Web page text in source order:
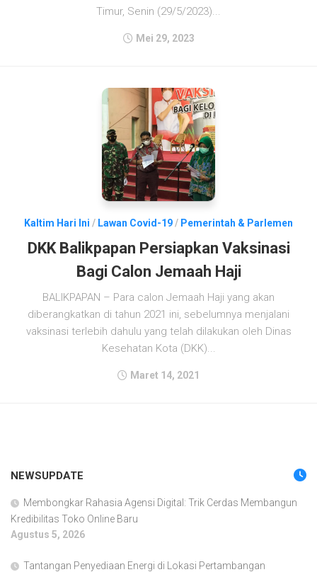
Timur, Senin (29/5/2023)...
Mei 29, 2023
Kaltim Hari Ini / Lawan Covid-19/ Pemerintah & Parlemen
DKK Balikpapan Persiapkan Vaksinasi
Bagi Calon Jemaah Haji
BALIKPAPAN – Para calon Jemaah Haji yang akan
diberangkatkan di tahun 2021 ini, sebelumnya menjalani
vaksinasi terlebih dahulu yang telah dilakukan oleh Dinas
Kesehatan Kota (DKK)...
Maret 14, 2021
NEWSUPDATE
Membongkar Rahasia Agensi Digital: Trik Cerdas Membangun
Kredibilitas Toko Online Baru
Agustus 5, 2026
Tantangan Penyediaan Energi di Lokasi Pertambangan